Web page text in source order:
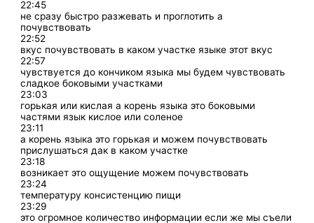
22:45
не сразу быстро разжевать и проглотить а
почувствовать
22:52
вкус почувствовать в каком участке языке этот вкус
22:57
чувствуется до кончиком языка мы будем чувствовать
сладкое боковыми участками
23:03
горькая или кислая а корень языка это боковыми
частями язык кислое или соленое
23:11
а корень языка это горькая и можем почувствовать
прислушаться дак в каком участке
23:18
возникает это ощущение можем почувствовать
23:24
температуру консистенцию пищи
23:29
это огромное количество информации если же мы съели